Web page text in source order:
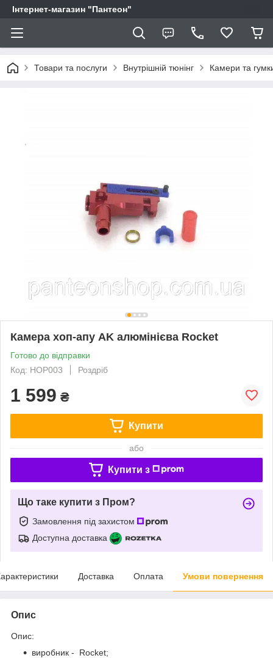
Інтернет-магазин "Пантеон"
Товари та послуги Внутрішній тюнінг Камери та
Камера хоп-апу AK алюмінієва Rocket
Готово до відправки
Код: HOP003
Роздріб
1 599 ₴
Купити
або
Купити з
Що таке купити з Пром?
Замовлення під захистом
Доступна доставка
Доставка Оплата Умови повернення
Опис
Опис:
виробник - Rocket;